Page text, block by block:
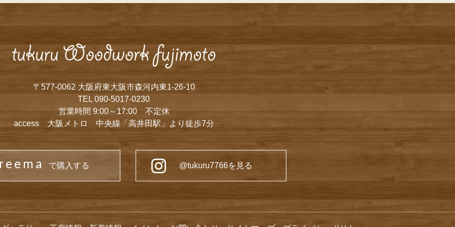
〒577-0062 大阪府東大阪市森河内東1-26-10
TEL 090-5017-0230
営業時間 9:00～17:00 不定休
access 大阪メトロ 中央線「高井田駅」より徒歩7分
で購入する @tukuru7766を見る